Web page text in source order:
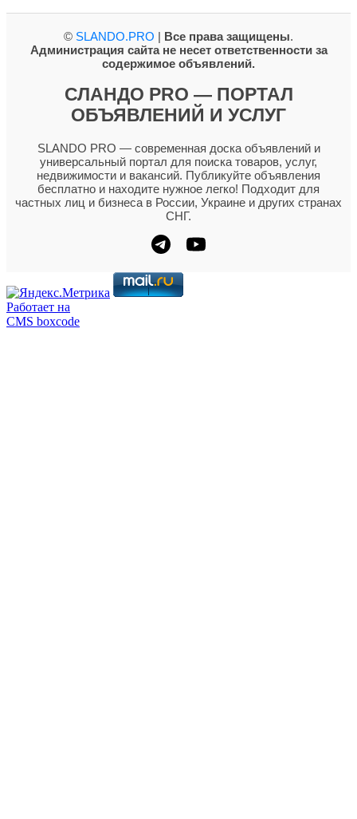
© SLANDO.PRO | Все права защищены.
Администрация сайта не несет ответственности за
содержимое объявлений.
СЛАНДО PRO — ПОРТАЛ
ОБЪЯВЛЕНИЙ И УСЛУГ
SLANDO PRO — современная доска объявлений и
универсальный портал для поиска товаров, услуг,
недвижимости и вакансий. Публикуйте объявления
бесплатно и находите нужное легко! Подходит для
частных лиц и бизнеса в России, Украине и других странах
СНГ.
Работает на
CMS boxcode